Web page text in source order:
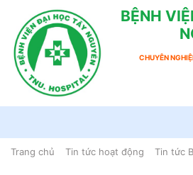
BỆNH
CHUYÊN
Trang chủ Tin tức hoạt động Tin tức